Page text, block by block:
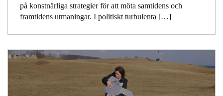
på konstnärliga strategier för att möta samtidens och
framtidens utmaningar. I politiskt turbulenta […]